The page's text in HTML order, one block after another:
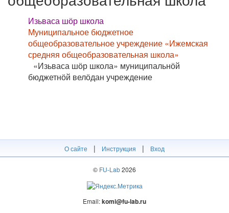
Изьваса шӧр школа
Муниципальное бюджетное
общеобразовательное учреждение «Ижемская
средняя общеобразовательная школа»
«Изьваса шӧр школа» муниципальнӧй
бюджетнӧй велӧдан учреждение
О сайте | Инструкция | Вход
© FU-Lab2026
Email:komi@fu-lab.ru